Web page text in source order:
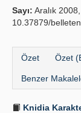
Sayı: Aralık
10.37879/
Özet Özet
Benzer
Knidia